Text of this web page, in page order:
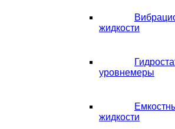
жидкости
уровнемеры
жидкости